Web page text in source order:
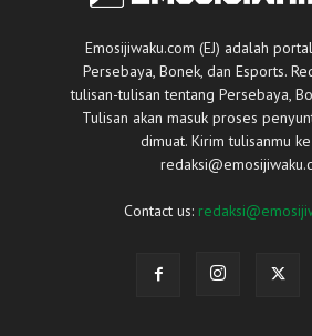
Emosijiwaku.com (EJ) adalah
Persebaya, Bonek, dan Esports.
tulisan-tulisan tentang Persebaya,
Tulisan akan masuk proses
dimuat. Kirim tulisanmu
Contact us: